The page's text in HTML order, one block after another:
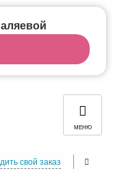
МЕНЮ
свой заказ